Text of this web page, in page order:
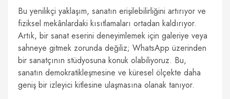
Bu yenilikçi yaklaşım, sanatın erişilebilirliğini artırıyor ve
fiziksel mekânlardaki kısıtlamaları ortadan kaldırıyor.
Artık, bir sanat eserini deneyimlemek için galeriye veya
sahneye gitmek zorunda değiliz; WhatsApp üzerinden
bir sanatçının stüdyosuna konuk olabiliyoruz. Bu,
sanatın demokratikleşmesine ve küresel ölçekte daha
geniş bir izleyici kitlesine ulaşmasına olanak tanıyor.